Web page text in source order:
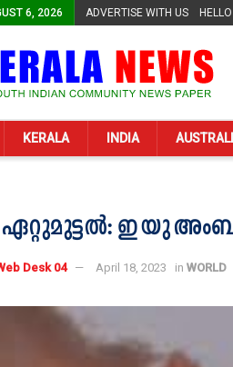
6, 2026 ADVERTISE WITH US
KERALA INDIA
ഇ യു
Desk 04 April 18, 2023 in WORLD